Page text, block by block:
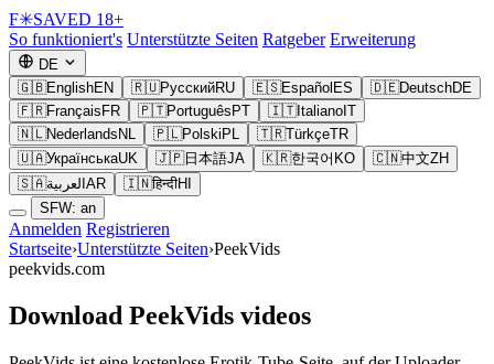
F✳SAVED 18+
So funktioniert's Unterstützte Seiten Ratgeber Erweiterung
DE
🇬🇧EnglishEN 🇷🇺РусскийRU 🇪🇸Español ES 🇩🇪DeutschDE
🇫🇷Français FR 🇵🇹Português PT 🇮🇹Italiano IT
🇳🇱Nederlands NL 🇵🇱Polski PL 🇹🇷TürkçeTR
🇺🇦УкраїнськаUK 🇯🇵日本語JA 🇰🇷한국어 KO 🇨🇳中文ZH
🇸🇦العربية AR 🇮🇳हिन्दीHI
SFW: an
Anmelden Registrieren
Startseite›Unterstützte Seiten›PeekVids
peekvids.com
Download PeekVids videos